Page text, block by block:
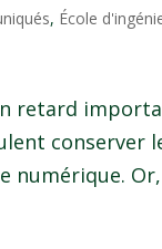
, École
retard
conserver
Or,